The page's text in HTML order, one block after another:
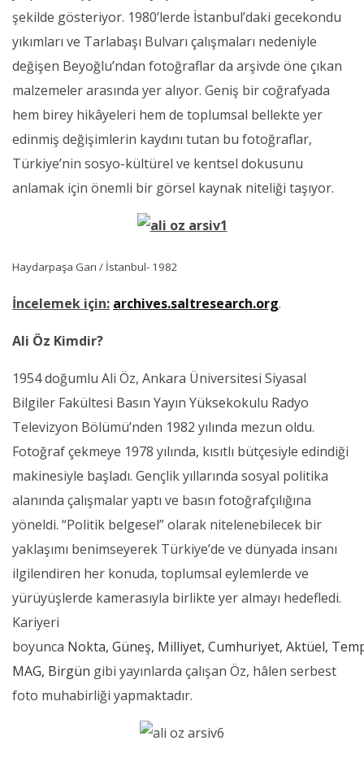
şekilde gösteriyor. 1980’lerde İstanbul’daki gecekondu
yıkımları ve Tarlabaşı Bulvarı çalışmaları nedeniyle
değişen Beyoğlu’ndan fotoğraflar da arşivde öne çıkan
malzemeler arasında yer alıyor. Geniş bir coğrafyada
hem birey hikâyeleri hem de toplumsal bellekte yer
edinmiş değişimlerin kaydını tutan bu fotoğraflar,
Türkiye’nin sosyo-kültürel ve kentsel dokusunu
anlamak için önemli bir görsel kaynak niteliği taşıyor.
Haydarpaşa Garı / İstanbul- 1982
İncelemek için: archives.saltresearch.org.
Ali Öz Kimdir?
1954 doğumlu Ali Öz, Ankara Üniversitesi Siyasal
Bilgiler Fakültesi Basın Yayın Yüksekokulu Radyo
Televizyon Bölümü’nden 1982 yılında mezun oldu.
Fotoğraf çekmeye 1978 yılında, kısıtlı bütçesiyle edindiği
makinesiyle başladı. Gençlik yıllarında sosyal politika
alanında çalışmalar yaptı ve basın fotoğrafçılığına
yöneldi. “Politik belgesel” olarak nitelenebilecek bir
yaklaşımı benimseyerek Türkiye’de ve dünyada insanı
ilgilendiren her konuda, toplumsal eylemlerde ve
yürüyüşlerde kamerasıyla birlikte yer almayı hedefledi.
Kariyeri
boyunca Nokta, Güneş, Milliyet, Cumhuriyet, Aktüel,
MAG, Birgün gibi yayınlarda çalışan Öz, hâlen serbest
foto muhabirliği yapmaktadır.